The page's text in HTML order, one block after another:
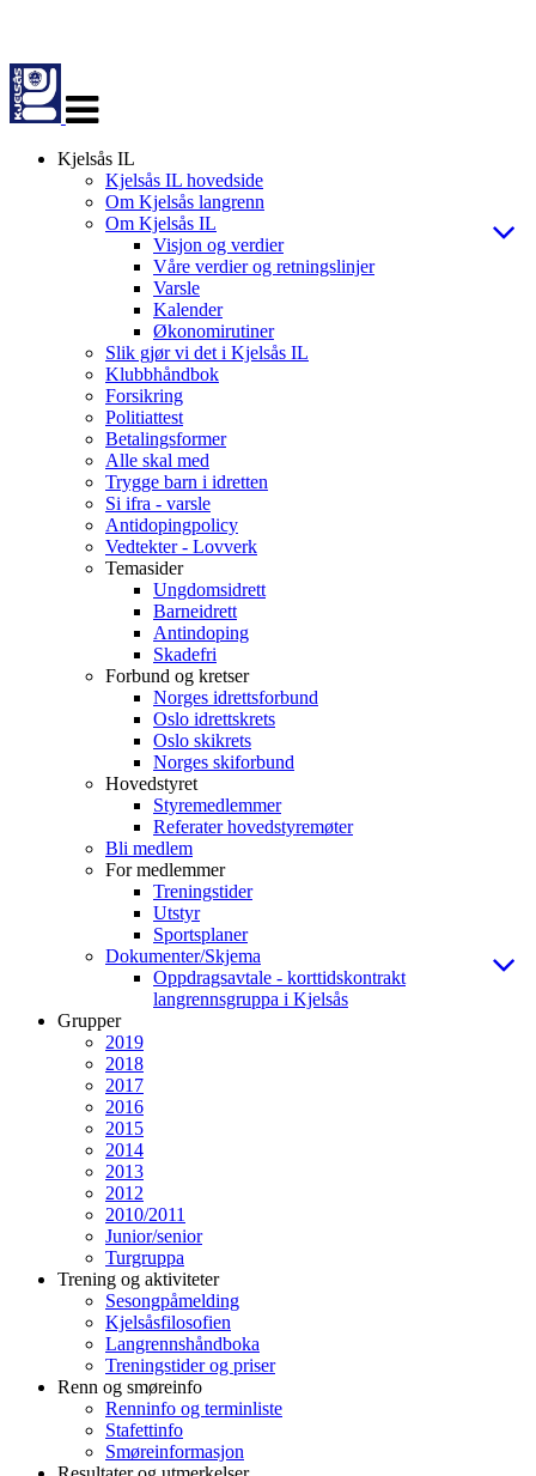
navigasjon
Kjelsås IL
Kjelsås IL hovedside
Om Kjelsås langrenn
Om Kjelsås IL
Visjon og verdier
Våre verdier og retningslinjer
Varsle
Kalender
Økonomirutiner
Slik gjør vi det i Kjelsås IL
Klubbhåndbok
Forsikring
Politiattest
Betalingsformer
Alle skal med
Trygge barn i idretten
Si ifra - varsle
Antidopingpolicy
Vedtekter - Lovverk
Temasider
Ungdomsidrett
Barneidrett
Antindoping
Skadefri
Forbund og kretser
Norges idrettsforbund
Oslo idrettskrets
Oslo skikrets
Norges skiforbund
Hovedstyret
Styremedlemmer
Referater hovedstyremøter
Bli medlem
For medlemmer
Treningstider
Utstyr
Sportsplaner
Dokumenter/Skjema
Oppdragsavtale - korttidskontrakt
langrennsgruppa i Kjelsås
Grupper
2019
2018
2017
2016
2015
2014
2013
2012
2010/2011
Junior/senior
Turgruppa
Trening og aktiviteter
Sesongpåmelding
Kjelsåsfilosofien
Langrennshåndboka
Treningstider og priser
Renn og smøreinfo
Renninfo og terminliste
Stafettinfo
Smøreinformasjon